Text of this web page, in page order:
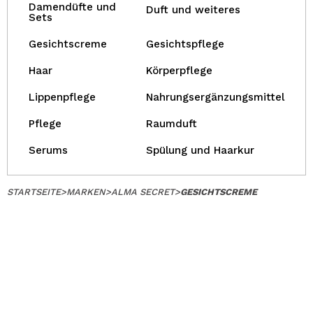
Damendüfte und
Sets
Duft und weiteres
Gesichtscreme Gesichtspflege
Haar Körperpflege
Lippenpflege Nahrungsergänzungsmittel
Pflege Raumduft
Serums Spülung und Haarkur
STARTSEITE>MARKEN>ALMA SECRET>GESICHTSCREME